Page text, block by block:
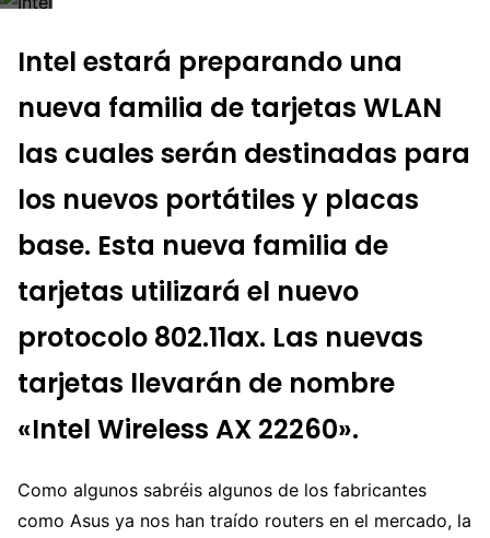
Intel estará preparando una
nueva familia de tarjetas WLAN
las cuales serán destinadas para
los nuevos portátiles y placas
base. Esta nueva familia de
tarjetas utilizará el nuevo
protocolo 802.11ax. Las nuevas
tarjetas llevarán de nombre
«Intel Wireless AX 22260».
Como algunos sabréis algunos de los fabricantes
como Asus ya nos han traído routers en el mercado, la